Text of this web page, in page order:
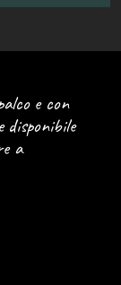
e con
disponibile
a